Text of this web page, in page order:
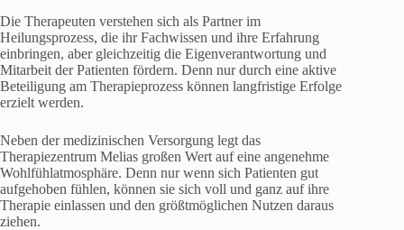
Die Therapeuten verstehen sich als Partner im
Heilungsprozess, die ihr Fachwissen und ihre Erfahrung
einbringen, aber gleichzeitig die Eigenverantwortung und
Mitarbeit der Patienten fördern. Denn nur durch eine aktive
Beteiligung am Therapieprozess können langfristige Erfolge
erzielt werden.
Neben der medizinischen Versorgung legt das
Therapiezentrum Melias großen Wert auf eine angenehme
Wohlfühlatmosphäre. Denn nur wenn sich Patienten gut
aufgehoben fühlen, können sie sich voll und ganz auf ihre
Therapie einlassen und den größtmöglichen Nutzen daraus
ziehen.